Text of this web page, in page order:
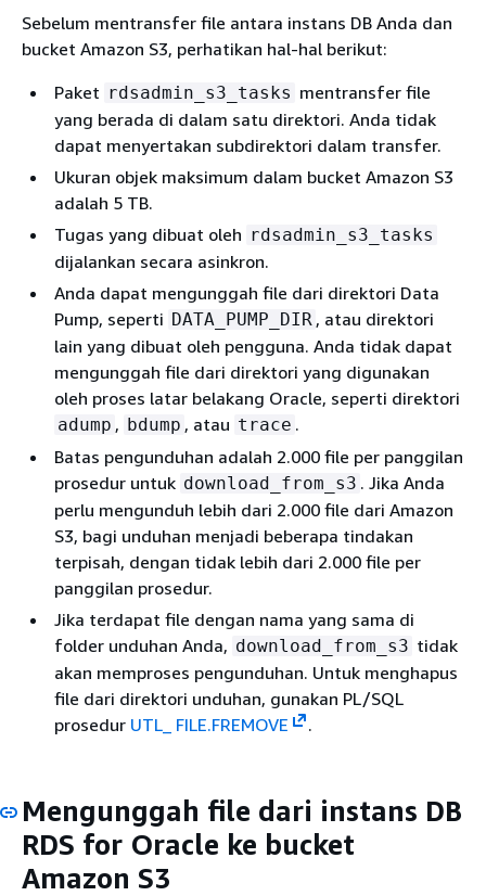
Sebelum mentransfer file antara instans DB Anda dan
bucket Amazon S3, perhatikan hal-hal berikut:
Paket rdsadmin_s3_tasks mentransfer file
yang berada di dalam satu direktori. Anda tidak
dapat menyertakan subdirektori dalam transfer.
Ukuran objek maksimum dalam bucket Amazon S3
adalah 5 TB.
Tugas yang dibuat oleh rdsadmin_s3_tasks
dijalankan secara asinkron.
Anda dapat mengunggah file dari direktori Data
Pump, seperti DATA_PUMP_DIR , atau direktori
lain yang dibuat oleh pengguna. Anda tidak dapat
mengunggah file dari direktori yang digunakan
oleh proses latar belakang Oracle, seperti direktori
adump , bdump , atau trace .
Batas pengunduhan adalah 2.000 file per panggilan
prosedur untuk download_from_s3 . Jika Anda
perlu mengunduh lebih dari 2.000 file dari Amazon
S3, bagi unduhan menjadi beberapa tindakan
terpisah, dengan tidak lebih dari 2.000 file per
panggilan prosedur.
Jika terdapat file dengan nama yang sama di
folder unduhan Anda, download_from_s3 tidak
akan memproses pengunduhan. Untuk menghapus
file dari direktori unduhan, gunakan PL/SQL
prosedur UTL_ FILE.FREMOVE .
Mengunggah file dari instans DB
RDS for Oracle ke bucket
Amazon S3